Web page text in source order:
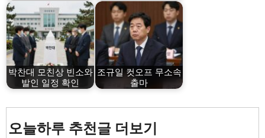
박찬대 모친상 빈소와
발인 일정 확인
조규일 컷오프 무소속
출마
오늘하루 추천글 더보기